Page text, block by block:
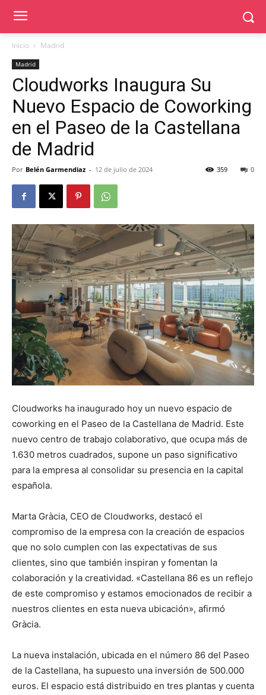
Inicio Madrid
Madrid
Cloudworks Inaugura Su
Nuevo Espacio de Coworking
en el Paseo de la Castellana
de Madrid
Por Belén Garmendiaz - 12 de julio de 2024 0
359
Cloudworks ha inaugurado hoy un nuevo espacio de
coworking en el Paseo de la Castellana de Madrid. Este
nuevo centro de trabajo colaborativo, que ocupa más de
1.630 metros cuadrados, supone un paso significativo
para la empresa al consolidar su presencia en la capital
española.
Marta Gràcia, CEO de Cloudworks, destacó el
compromiso de la empresa con la creación de espacios
que no solo cumplen con las expectativas de sus
clientes, sino que también inspiran y fomentan la
colaboración y la creatividad. «Castellana 86 es un reflejo
de este compromiso y estamos emocionados de recibir a
nuestros clientes en esta nueva ubicación», afirmó
Gràcia.
La nueva instalación, ubicada en el número 86 del Paseo
de la Castellana, ha supuesto una inversión de 500.000
euros. El espacio está distribuido en tres plantas y cuenta